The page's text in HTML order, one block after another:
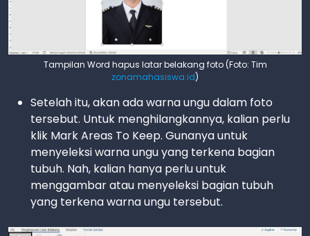
Tampilan Word hapus latar belakang foto (Foto: Tim
zonamahasiswa.id)
Setelah itu, akan ada warna ungu dalam foto
tersebut. Untuk menghilangkannya, kalian perlu
klik Mark Areas To Keep. Gunanya untuk
menyeleksi warna ungu yang terkena bagian
tubuh. Nah, kalian hanya perlu untuk
menggambar atau menyeleksi bagian tubuh
yang terkena warna ungu tersebut.